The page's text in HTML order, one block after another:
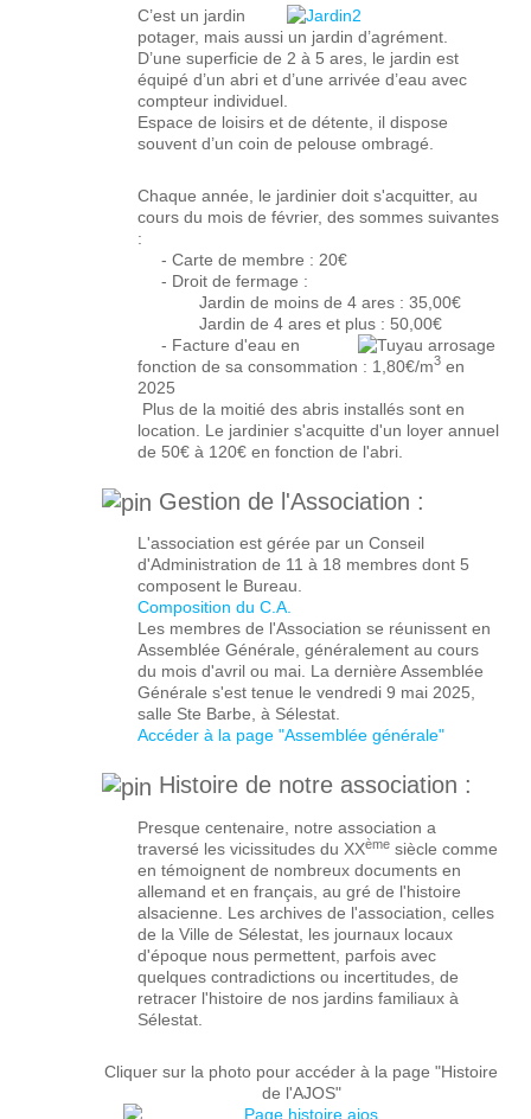
C’est un jardin
potager, mais aussi un jardin d’agrément.
D’une superficie de 2 à 5 ares, le jardin est
équipé d’un abri et d’une arrivée d’eau avec
compteur individuel.
Espace de loisirs et de détente, il dispose
souvent d’un coin de pelouse ombragé.
Chaque année, le jardinier doit s'acquitter, au
cours du mois de février, des sommes suivantes
:
- Carte de membre : 20€
- Droit de fermage :
Jardin de moins de 4 ares : 35,00€
Jardin de 4 ares et plus : 50,00€
- Facture d'eau en
fonction de sa consommation : 1,80€/m3 en
2025
Plus de la moitié des abris installés sont en
location. Le jardinier s'acquitte d'un loyer annuel
de 50€ à 120€ en fonction de l'abri.
Gestion de l'Association :
L'association est gérée par un Conseil
d'Administration de 11 à 18 membres dont 5
composent le Bureau.
Composition du C.A.
Les membres de l'Association se réunissent en
Assemblée Générale, généralement au cours
du mois d'avril ou mai. La dernière Assemblée
Générale s'est tenue le vendredi 9 mai 2025,
salle Ste Barbe, à Sélestat.
Accéder à la page "Assemblée générale"
Histoire de notre association :
Presque centenaire, notre association a
traversé les vicissitudes du XXème siècle comme
en témoignent de nombreux documents en
allemand et en français, au gré de l'histoire
alsacienne. Les archives de l'association, celles
de la Ville de Sélestat, les journaux locaux
d'époque nous permettent, parfois avec
quelques contradictions ou incertitudes, de
retracer l'histoire de nos jardins familiaux à
Sélestat.
Cliquer sur la photo pour accéder à la page "Histoire
de l'AJOS"